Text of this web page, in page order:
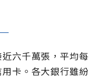
六千萬張，平均每
卡。各大銀行雖紛